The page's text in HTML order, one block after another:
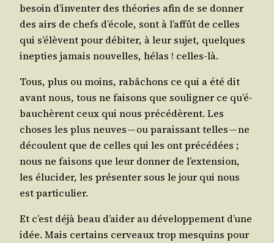
besoin d’in­ven­ter des théo­ries afin de se don­ner
des airs de chefs d’é­cole, sont à l’af­fût de celles
qui s’é­lèvent pour débi­ter, à leur sujet, quelques
inep­ties jamais nou­velles, hélas ! celles-là.
Tous, plus ou moins, rabâ­chons ce qui a été dit
avant nous, tous ne fai­sons que sou­li­gner ce qu’é­
bau­chèrent ceux qui nous pré­cé­dèrent. Les
choses les plus neuves — ou parais­sant telles — ne
découlent que de celles qui les ont pré­cé­dées ;
nous ne fai­sons que leur don­ner de l’ex­ten­sion,
les élu­ci­der, les pré­sen­ter sous le jour qui nous
est particulier.
Et c’est déjà beau d’ai­der au déve­lop­pe­ment d’une
idée. Mais cer­tains cer­veaux trop mes­quins pour